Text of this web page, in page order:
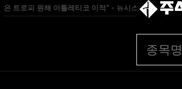
트로피 원해 아틀레티코 이적" - 뉴시스 [속보]민
주